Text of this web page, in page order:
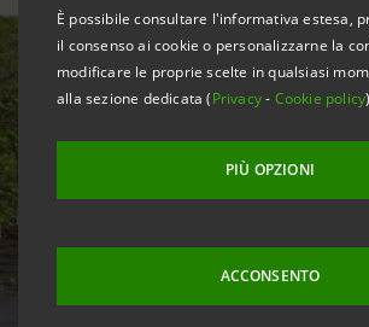
È possibile consultare l'informativa estesa,
il consenso ai cookie o personalizzarne la
modificare le proprie scelte in qualsiasi
alla sezione dedicata (Privacy- Cookie policy
PIÙ OPZIONI
ACCONSENTO